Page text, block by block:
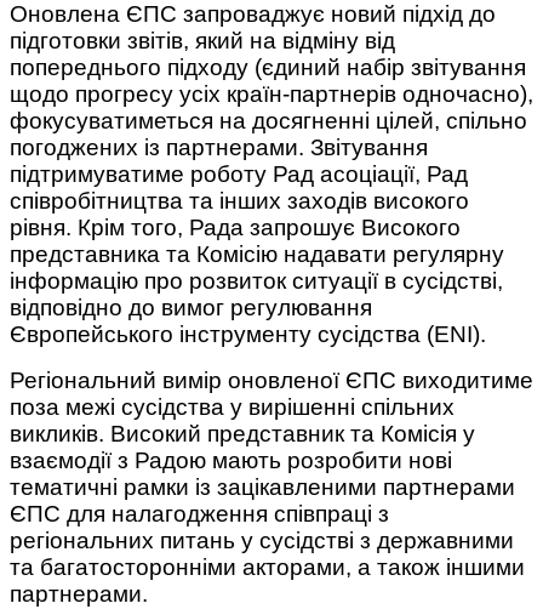
Оновлена ЄПС запроваджує новий підхід до
підготовки звітів, який на відміну від
попереднього підходу (єдиний набір звітування
щодо прогресу усіх країн-партнерів одночасно),
фокусуватиметься на досягненні цілей, спільно
погоджених із партнерами. Звітування
підтримуватиме роботу Рад асоціації, Рад
співробітництва та інших заходів високого
рівня. Крім того, Рада запрошує Високого
представника та Комісію надавати регулярну
інформацію про розвиток ситуації в сусідстві,
відповідно до вимог регулювання
Європейського інструменту сусідства (ENI).
Регіональний вимір оновленої ЄПС виходитиме
поза межі сусідства у вирішенні спільних
викликів. Високий представник та Комісія у
взаємодії з Радою мають розробити нові
тематичні рамки із зацікавленими партнерами
ЄПС для налагодження співпраці з
регіональних питань у сусідстві з державними
та багатосторонніми акторами, а також іншими
партнерами.